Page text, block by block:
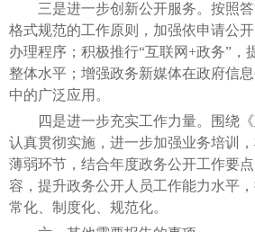
三是进一步创新公开服务。按照答
格式规范的工作原则，加强依申请公
办理程序；积极推行“互联网+政务”，
整体水平；增强政务新媒体在政府信
中的广泛应用。
四是进一步充实工作力量。围绕《
认真贯彻实施，进一步加强业务培训
薄弱环节，结合年度政务公开工作要
容，提升政务公开人员工作能力水平
常化、制度化、规范化。